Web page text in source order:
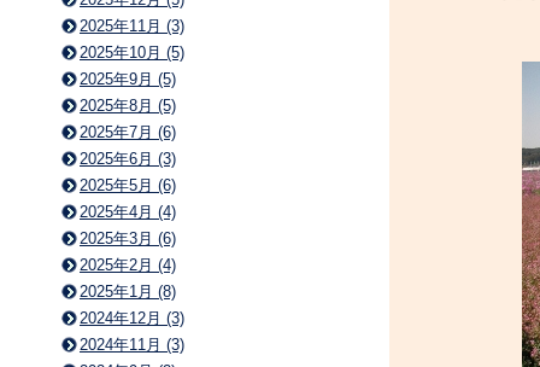
2025年11月 (3)
2025年10月 (5)
2025年9月 (5)
2025年8月 (5)
2025年7月 (6)
2025年6月 (3)
2025年5月 (6)
2025年4月 (4)
2025年3月 (6)
2025年2月 (4)
2025年1月 (8)
2024年12月 (3)
2024年11月 (3)